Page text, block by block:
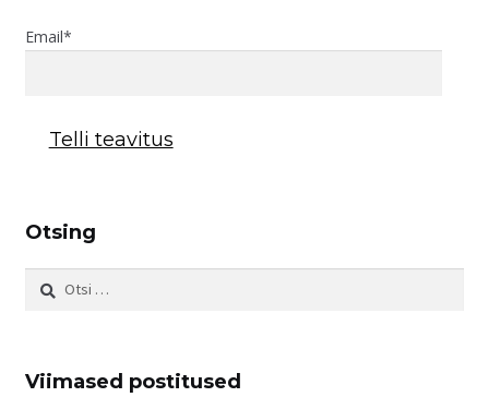
Email*
Otsing
Otsi:
Viimased postitused